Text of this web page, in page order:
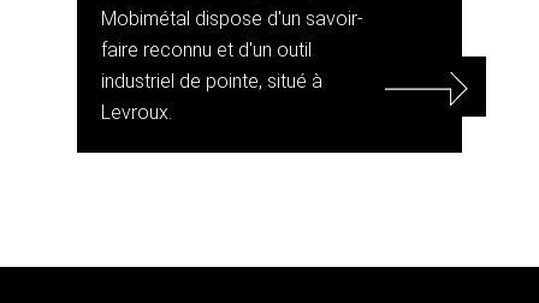
Mobimétal dispose d'un savoir-
faire reconnu et d'un outil
industriel de pointe, situé à
Levroux.